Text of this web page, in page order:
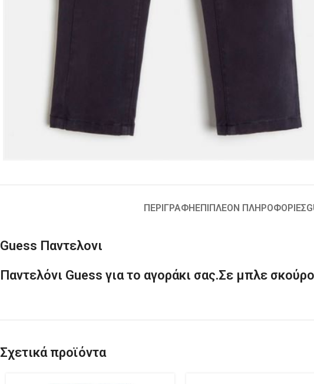
ΠΕΡΙΓΡΑΦΉΕΠΙΠΛΈΟΝ ΠΛΗΡΟΦΟΡΊΕΣ
Guess Παντελονι
Παντελόνι Guess για το αγοράκι σας.Σε μπλε
Σχετικά προϊόντα